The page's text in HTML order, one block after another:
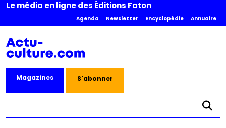
Le média en ligne des Éditions Faton
Agenda Newsletter Encyclopédie Annuaire
Magazines S'abonner